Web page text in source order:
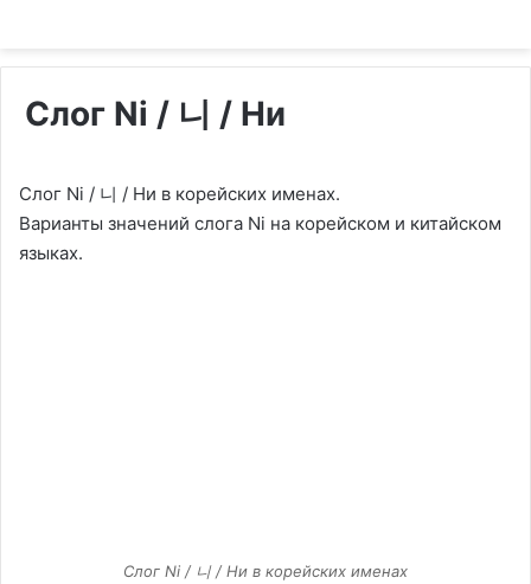
Слог Ni / 니 / Ни
Слог Ni / 니 / Ни в корейских именах.
Варианты значений слога Ni на корейском и китайском
языках.
Слог Ni / 니 / Ни в корейских именах